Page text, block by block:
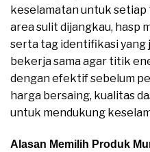
keselamatan untuk
area sulit dijangkau, hasp
serta tag identifikasi yang
bekerja sama agar titik
dengan efektif sebelum
harga bersaing, kualitas
untuk mendukung
Alasan Memilih Produk